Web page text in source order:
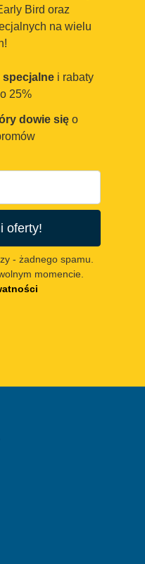
Bird oraz
na wielu
specjalne i rabaty
25%
dowie się o
oferty!
- żadnego spamu.
momencie.